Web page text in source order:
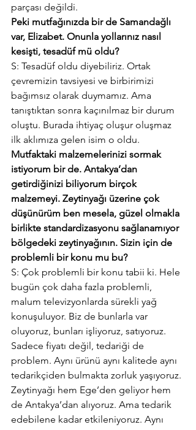
parçası değildi.
Peki mutfağınızda bir de Samandağlı
var, Elizabet. Onunla yollarınız nasıl
kesişti, tesadüf mü oldu?
S: Tesadüf oldu diyebiliriz. Ortak
çevremizin tavsiyesi ve birbirimizi
bağımsız olarak duymamız. Ama
tanıştıktan sonra kaçınılmaz bir durum
oluştu. Burada ihtiyaç oluşur oluşmaz
ilk aklımıza gelen isim o oldu.
Mutfaktaki malzemelerinizi sormak
istiyorum bir de. Antakya’dan
getirdiğinizi biliyorum birçok
malzemeyi. Zeytinyağı üzerine çok
düşünürüm ben mesela, güzel olmakla
birlikte standardizasyonu sağlanamıyor
bölgedeki zeytinyağının. Sizin için de
problemli bir konu mu bu?
S: Çok problemli bir konu tabii ki. Hele
bugün çok daha fazla problemli,
malum televizyonlarda sürekli yağ
konuşuluyor. Biz de bunlarla var
oluyoruz, bunları işliyoruz, satıyoruz.
Sadece fiyatı değil, tedariği de
problem. Aynı ürünü aynı kalitede aynı
tedarikçiden bulmakta zorluk yaşıyoruz.
Zeytinyağı hem Ege’den geliyor hem
de Antakya’dan alıyoruz. Ama tedarik
edebilene kadar etkileniyoruz. Aynı